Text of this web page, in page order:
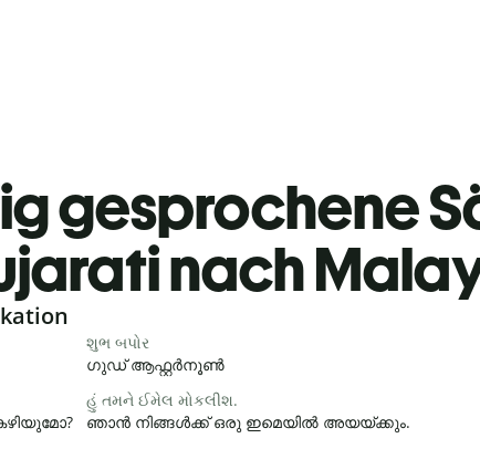
gesprochene
nach
શુભ બપોર
ഗുഡ് ആഫ്റ്റർനൂൺ
હું તમને ઈમેલ મોકલીશ.
ഞാൻ നിങ്ങൾക്ക് ഒരു ഇമെയിൽ അയയ്ക്കും.